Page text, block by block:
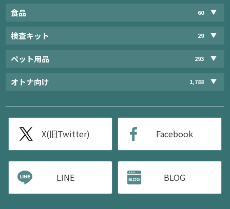
食品 60
検査キット 29
ペット用品 293
オトナ向け 1,788
X(旧Twitter) Facebook
LINE BLOG